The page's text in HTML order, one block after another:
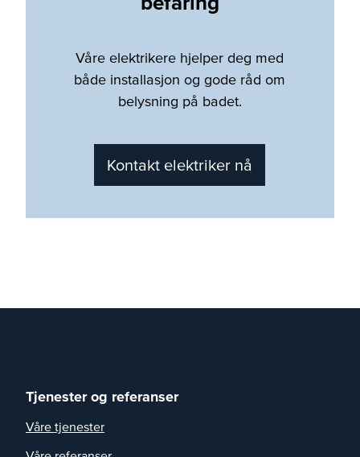
Våre elektrikere hjelper deg med
både installasjon og gode råd om
belysning på badet.
Kontakt elektriker nå
Tjenester og referanser
Våre tjenester